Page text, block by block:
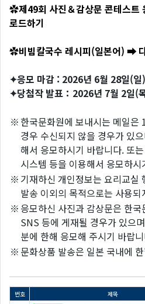
✿제49회 사진＆감상문 콘테스
로드하기
✿비빔칼국수 레시피(일본어) ➡
✦응모 마감 : 2026년 6월 28일(
✦당첨작 발표：2026년 7월 2일(
※ 한국문화원에 보내시는 메일은
경우 수신되지 않을 경우가 있
해서 응모하시기 바랍니다. 또
시스템 등을 이용해서 응모하
※ 기재하신 개인정보는 요리교실
발송 이외의 목적으로는 사용
※ 응모하신 사진과 감상문은 한
SNS 등에 게재될 경우가 있으
분에 한해 응모해 주시기 바랍
※ 문화상품 발송은 일본 국내에
번호 제목